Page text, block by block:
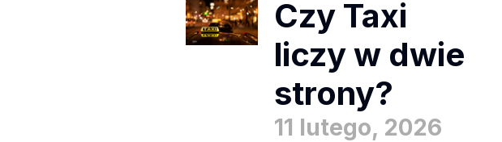
Czy Taxi
liczy w dwie
strony?
11 lutego, 2026